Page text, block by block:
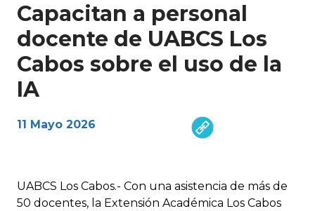
Capacitan a personal
docente de UABCS Los
Cabos sobre el uso de la
IA
11 Mayo 2026
UABCS Los Cabos.- Con una asistencia de más de
50 docentes, la Extensión Académica Los Cabos